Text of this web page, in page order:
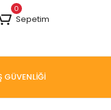
0
Sepetim
GÜVENLİĞİ